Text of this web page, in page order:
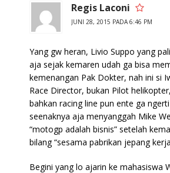
Regis Laconi
JUNI 28, 2015 PADA 6:46 PM
Yang gw heran, Livio Suppo yang
aja sejak kemaren udah ga bisa
kemenangan Pak Dokter, nah ini si
Race Director, bukan Pilot
bahkan racing line pun ente ga
seenaknya aja menyanggah Mike
“motogp adalah bisnis” setelah
bilang “sesama pabrikan jepang
Begini yang lo ajarin ke mahasiswa